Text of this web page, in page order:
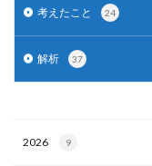
考えたこと 24
解析 37
2026 9